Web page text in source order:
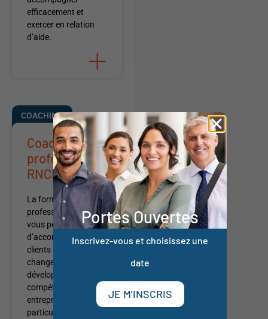
efficacement et
exercer en relation
d’aide.
+
COACHING
Coach
professionnel
RNCP
La formation coach
professionnel RNCP
vous permet
d’accompagner vos
clients dans le
changement et le
développement de
compétences en
entreprise et chez les
particuliers ; en
Portes Ouvertes
Inscrivez-vous et choisissez une
date
JE M'INSCRIS